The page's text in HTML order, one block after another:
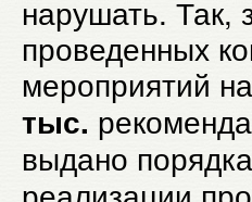
нарушать. Так,
проведенных
мероприятий
тыс.
выдано порядка